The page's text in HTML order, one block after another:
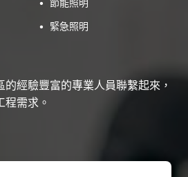
• 節能照明
•
緊急照明
經驗豐富的專業人員聯繫起來，
需求。